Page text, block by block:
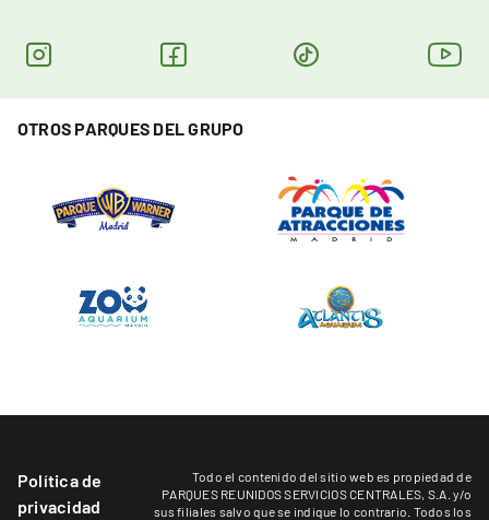
OTROS PARQUES DEL GRUPO
Política de
privacidad
Todo el contenido del sitio web es propiedad de
PARQUES REUNIDOS SERVICIOS CENTRALES, S.A. y/o
sus filiales salvo que se indique lo contrario. Todos los